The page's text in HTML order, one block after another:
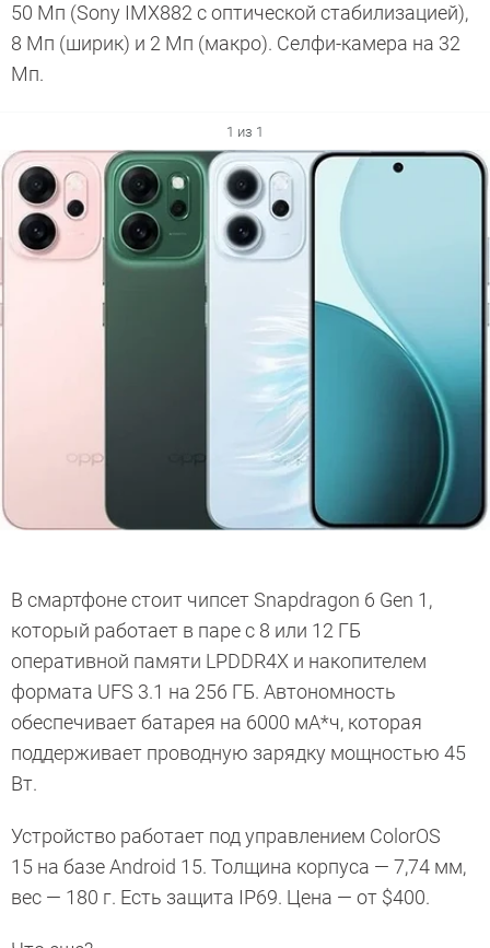
50 Мп (Sony IMX882 с оптической стабилизацией),
8 Мп (ширик) и 2 Мп (макро). Селфи-камера на 32
Мп.
1 из 1
В смартфоне стоит чипсет Snapdragon 6 Gen 1,
который работает в паре с 8 или 12 ГБ
оперативной памяти LPDDR4X и накопителем
формата UFS 3.1 на 256 ГБ. Автономность
обеспечивает батарея на 6000 мА*ч, которая
поддерживает проводную зарядку мощностью 45
Вт.
Устройство работает под управлением ColorOS
15 на базе Android 15. Толщина корпуса — 7,74 мм,
вес — 180 г. Есть защита IP69. Цена — от $400.